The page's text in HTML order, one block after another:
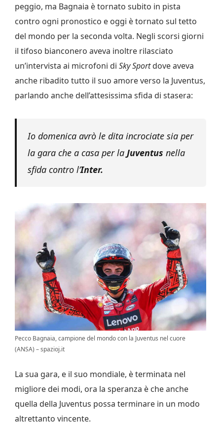
peggio, ma Bagnaia è tornato subito in pista
contro ogni pronostico e oggi è tornato sul tetto
del mondo per la seconda volta. Negli scorsi giorni
il tifoso bianconero aveva inoltre rilasciato
un’intervista ai microfoni di Sky Sportdove aveva
anche ribadito tutto il suo amore verso la Juventus,
parlando anche dell’attesissima sfida di stasera:
Io domenica avrò le dita incrociate sia per
la gara che a casa per la Juventus nella
sfida contro l’Inter.
Pecco Bagnaia, campione del mondo con la Juventus nel cuore
(ANSA) – spazioj.it
La sua gara, e il suo mondiale, è terminata nel
migliore dei modi, ora la speranza è che anche
quella della Juventus possa terminare in un modo
altrettanto vincente.